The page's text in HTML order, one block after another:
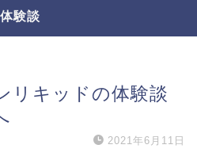
体験談
リキッドの体験談
2021年6月11日